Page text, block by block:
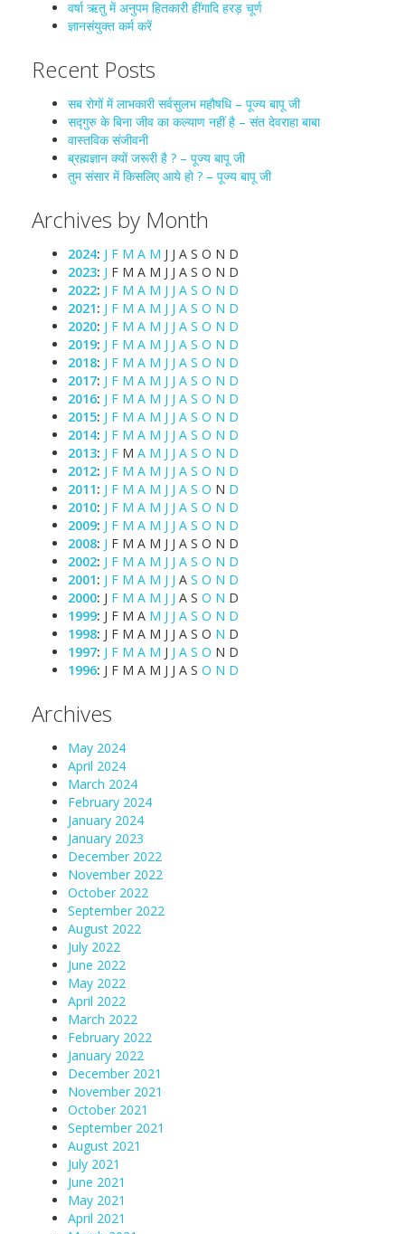
वर्षा ऋतु में अनुपम हितकारी हींगादि हरड़ चूर्ण
ज्ञानसंयुक्त कर्म करें
Recent Posts
सब रोगों में लाभकारी सर्वसुलभ महौषधि – पूज्य बापू जी
सद्गुरु के बिना जीव का कल्याण नहीं है – संत देवराहा बाबा
वास्तविक संजीवनी
ब्रह्मज्ञान क्यों जरूरी है ? – पूज्य बापू जी
तुम संसार में किसलिए आये हो ? – पूज्य बापू जी
Archives by Month
2024: J F M A M J J A S O N D
2023: J F M A M J J A S O N D
2022: J F M A M J J A S O N D
2021: J F M A M J J A S O N D
2020: J F M A M J J A S O N D
2019: J F M A M J J A S O N D
2018: J F M A M J J A S O N D
2017: J F M A M J J A S O N D
2016: J F M A M J J A S O N D
2015: J F M A M J J A S O N D
2014: J F M A M J J A S O N D
2013: J F M A M J J A S O N D
2012: J F M A M J J A S O N D
2011: J F M A M J J A S O N D
2010: J F M A M J J A S O N D
2009: J F M A M J J A S O N D
2008: J F M A M J J A S O N D
2002: J F M A M J J A S O N D
2001: J F M A M J J A S O N D
2000: J F M A M J J A S O N D
1999: J F M A M J J A S O N D
1998: J F M A M J J A S O N D
1997: J F M A M J J A S O N D
1996: J F M A M J J A S O N D
Archives
May 2024
April 2024
March 2024
February 2024
January 2024
January 2023
December 2022
November 2022
October 2022
September 2022
August 2022
July 2022
June 2022
May 2022
April 2022
March 2022
February 2022
January 2022
December 2021
November 2021
October 2021
September 2021
August 2021
July 2021
June 2021
May 2021
April 2021